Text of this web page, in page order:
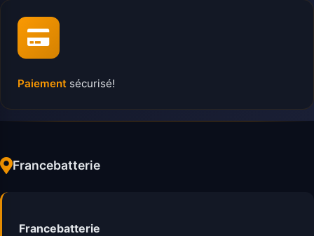
Paiement sécurisé!
Francebatterie
Francebatterie